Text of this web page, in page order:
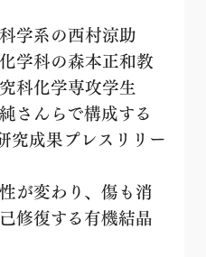
学系の西村涼助
学科の森本正和教
科化学専攻学生
さんらで構成する
究成果プレスリリー
が変わり、傷も消
修復する有機結晶